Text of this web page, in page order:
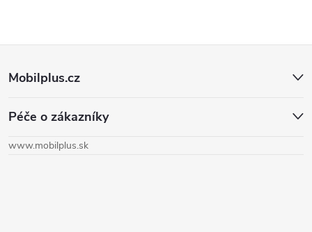
p
Mobilplus.cz
Péče o zákazníky
www.mobilplus.sk